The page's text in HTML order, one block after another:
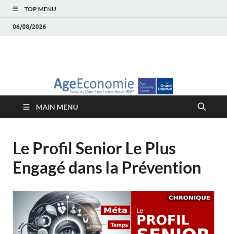
TOP MENU
06/08/2026
économie – Marché
des Seniors
MAIN MENU
Le Profil Senior Le Plus
Engagé dans la Prévention